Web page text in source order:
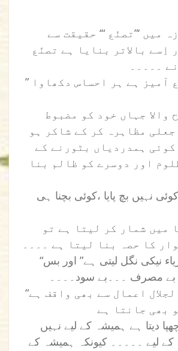
میں ‘”تصنّع “‘ حقیقت سے
اِسے بالاتر بنایا ہے تصنّع
۔۔۔۔۔
” ہر کہانی تصنّع آمیز ہے ہر احساس دکھاوا
والا جہاں خود کو مضبوط
مظاہرہ کر کے شاکر ہو
ہمدردیاں بٹورنے کے
اور دوسرے کو ظالم بنا
نہیں بچ پایا ،کوئی بچنا ہی
میں شمار کر لیتا ہے تو
کا حصہ بنا لیتا ہے ۔۔۔۔
“صالح عمل میں ریاء نیکی نگل لیتی ہے” اور بس
“بلا شبہ ربِ ذوالجلال اعمال سے بھی واقف ہے
دیتا ہے ہمیشہ کے لیے نہیں
لیے ۔۔۔۔۔ کیونکہ ہمیشہ کے